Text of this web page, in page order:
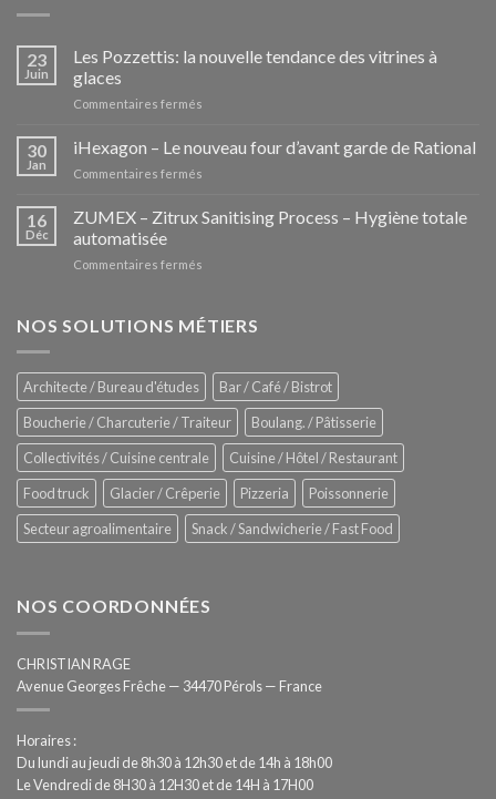
23
Juin
Les Pozzettis: la nouvelle tendance des vitrines à
glaces
Commentaires fermés
Pozzettis:
la
des
30
Jan
iHexagon – Le nouveau four d’avant garde de Rational
Commentaires fermés
–
Le
de
16
Déc
ZUMEX – Zitrux Sanitising Process – Hygiène totale
automatisée
Commentaires fermés
Zitrux
–
Hygiène
totale
automatisée
NOS SOLUTIONS MÉTIERS
Architecte / Bureau d'études
Bar / Café / Bistrot
Boucherie / Charcuterie / Traiteur
Boulang. / Pâtisserie
Collectivités / Cuisine centrale
Cuisine / Hôtel / Restaurant
Food truck
Glacier / Crêperie Pizzeria
Poissonnerie
Secteur agroalimentaire
Snack / Sandwicherie / Fast Food
NOS COORDONNÉES
CHRISTIAN RAGE
Avenue Georges Frêche — 34470 Pérols — France
Horaires :
Du lundi au jeudi de 8h30 à 12h30 et de 14h à 18h00
Le Vendredi de 8H30 à 12H30 et de 14H à 17H00